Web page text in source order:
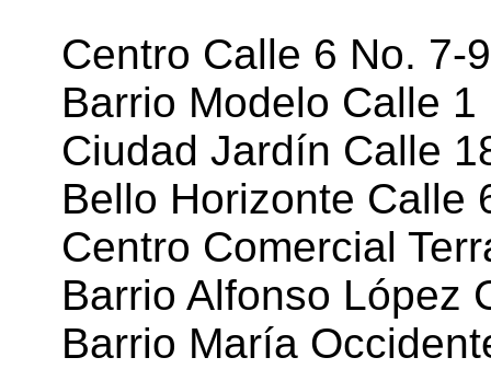
Centro Calle 6 No. 7-
Barrio Modelo Calle
Ciudad Jardín Calle
Bello Horizonte Calle
Centro Comercial
Barrio Alfonso López
Barrio María